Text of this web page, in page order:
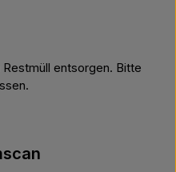
entsorgen. Bitte